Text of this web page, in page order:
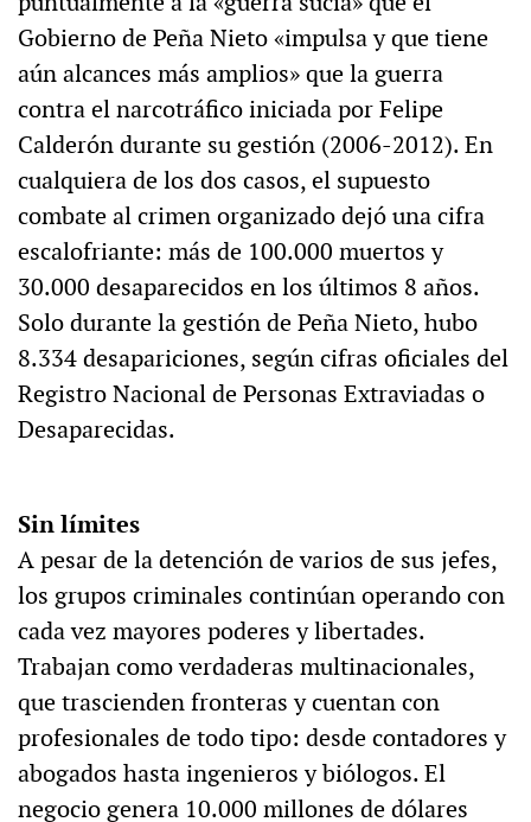
Gobierno de Peña Nieto «impulsa y que tiene
aún alcances más amplios» que la guerra
contra el narcotráfico iniciada por Felipe
Calderón durante su gestión (2006-2012). En
cualquiera de los dos casos, el supuesto
combate al crimen organizado dejó una cifra
escalofriante: más de 100.000 muertos y
30.000 desaparecidos en los últimos 8 años.
Solo durante la gestión de Peña Nieto, hubo
8.334 desapariciones, según cifras oficiales del
Registro Nacional de Personas Extraviadas o
Desaparecidas.
Sin límites
A pesar de la detención de varios de sus jefes,
los grupos criminales continúan operando con
cada vez mayores poderes y libertades.
Trabajan como verdaderas multinacionales,
que trascienden fronteras y cuentan con
profesionales de todo tipo: desde contadores y
abogados hasta ingenieros y biólogos. El
negocio genera 10.000 millones de dólares